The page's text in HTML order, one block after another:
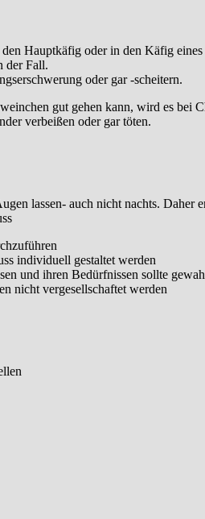
Hauptkäfig oder in den Käfig
der Fall.
oder gar -scheitern.
gut gehen kann, wird es bei
verbeißen oder gar töten.
lassen- auch nicht nachts.
individuell gestaltet werden
und ihren Bedürfnissen sollte
nicht vergesellschaftet werden